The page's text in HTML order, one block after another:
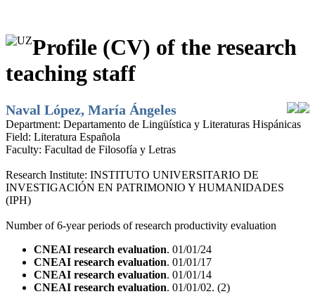
Profile (CV) of the research
teaching staff
Naval López, María Ángeles
Department: Departamento de Lingüística y Literaturas Hispánicas
Field: Literatura Española
Faculty: Facultad de Filosofía y Letras
Research Institute: INSTITUTO UNIVERSITARIO DE
INVESTIGACIÓN EN PATRIMONIO Y HUMANIDADES
(IPH)
Number of 6-year periods of research productivity evaluation
CNEAI research evaluation. 01/01/24
CNEAI research evaluation. 01/01/17
CNEAI research evaluation. 01/01/14
CNEAI research evaluation. 01/01/02. (2)